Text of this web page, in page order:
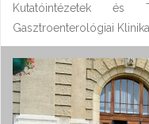
Kutatóintézetek és
Gasztroenterológiai